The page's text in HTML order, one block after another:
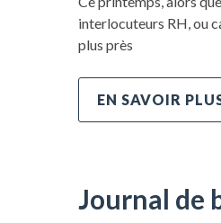
interlocuteurs RH, ou
plus près
EN SAVOIR
Journal de